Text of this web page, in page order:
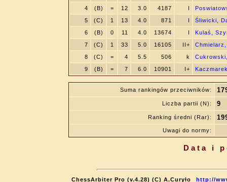
4
(B) = 12 3.0 4187 I
5
(C) 1 13 4.0 871 I
Śliwicki,
6
(B) 0 11 4.0 13674 I
Kulaś,
7
(C) 1 33 5.0 16105 II+
8
(C) = 4 5.5 506 k
9
(B) = 7 6.0 10901 I+
Suma rankingów przeciwników:
Liczba partii (N): 9
Ranking średni (Rar):
Uwagi do normy:
Data i
ChessArbiter Pro (v.4.28) (C) A.Curyło
http://